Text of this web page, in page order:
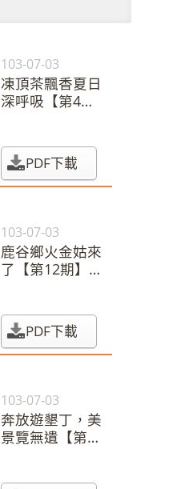
103-07-03
凍頂茶飄香夏日
深呼吸【第4
PDF下載
103-07-03
鹿谷鄉火金姑來
了【第12期】
PDF下載
103-07-03
奔放遊墾丁，美
景覽無遺【第16